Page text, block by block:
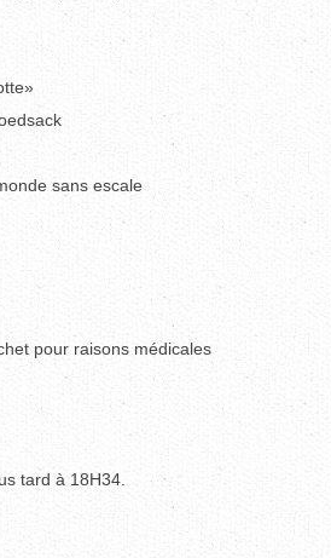
sans escale
pour raisons médicales
tard à 18H34.